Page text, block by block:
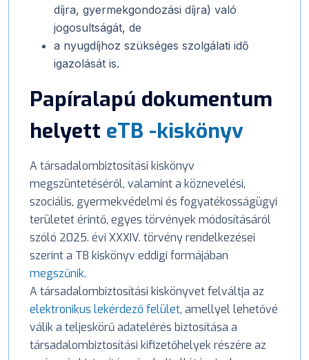
díjra, gyermekgondozási díjra) való
jogosultságát, de
a nyugdíjhoz szükséges szolgálati idő
igazolását is.
Papíralapú dokumentum
helyett eTB -kiskönyv
A társadalombiztosítási kiskönyv
megszüntetéséről, valamint a köznevelési,
szociális, gyermekvédelmi és fogyatékosságügyi
területet érintő, egyes törvények módosításáról
szóló 2025. évi XXXIV. törvény rendelkezései
szerint a TB kiskönyv eddigi formájában
megszűnik.
A társadalombiztosítási kiskönyvet felváltja az
elektronikus lekérdező felület, amellyel lehetővé
válik a teljeskörű adatelérés biztosítása a
társadalombiztosítási kifizetőhelyek részére az